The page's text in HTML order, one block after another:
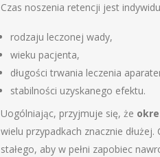
Czas noszenia retencji jest
rodzaju leczonej wady,
wieku pacjenta,
długości trwania leczenia
stabilności uzyskanego efektu.
Uogólniając, przyjmuje się, że
wielu przypadkach znacznie
stałego, aby w pełni zapobiec